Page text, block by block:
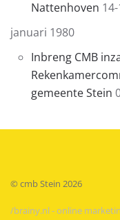
Nattenhoven
januari 1980
Inbreng CMB
gemeente Stein
© cmb Stein 2026
/brainy.nl - online